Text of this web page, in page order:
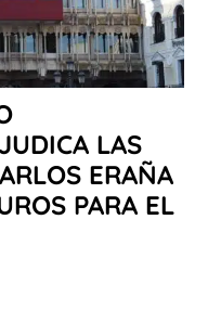
LAS
ERAÑA
PARA EL